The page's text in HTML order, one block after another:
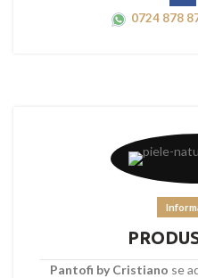
0724 878
Pantofi by Cristiano se